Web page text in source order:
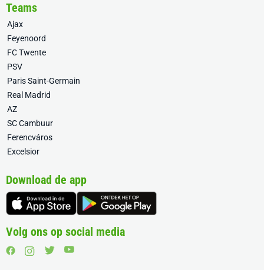
Teams
Ajax
Feyenoord
FC Twente
PSV
Paris Saint-Germain
Real Madrid
AZ
SC Cambuur
Ferencváros
Excelsior
Download de app
Volg ons op social media